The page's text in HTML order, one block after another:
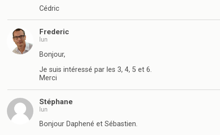
Cédric
Frederic
lun
Bonjour,
Je suis intéressé par les 3, 4, 5 et 6.
Merci
Stéphane
lun
Bonjour Daphené et Sébastien.